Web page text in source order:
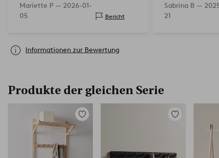
Mariette P — 2026-01-
05
Bericht
Sabrina B —
21
Informationen zur Bewertung
Produkte der gleichen Serie
Zu
hinzufügen
Zu